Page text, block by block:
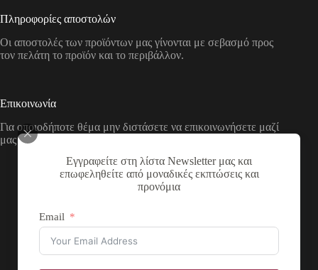
Εγγραφείτε στη λίστα Newsletter μας και
επωφεληθείτε από μοναδικές εκπτώσεις και
προνόμια
Email
Πληροφορίες αποστολών
Οι αποστολές των προϊόντων μας γίνονται με σεβασμό προς
τον πελάτη το προϊόν και το περιβάλλον.
Επικοινωνία
Για οποιοδήποτε θέμα μην διστάσετε να επικοινωνήσετε μαζί
μας με τους παρακάτω τρόπους
Διεύθυνση:
Νικολάου Χάσου 19, ΤΚ 53100, Φλώρινα,
Τηλέφωνο:
+30 2385 503290
Email: